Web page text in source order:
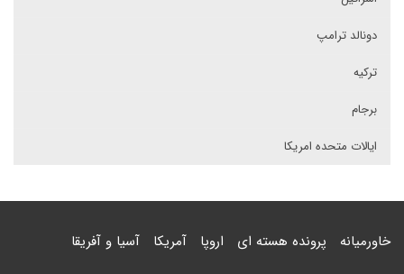
دونالد ترامپ
ترکیه
برجام
ایالات متحده امریکا
خاورمیانه پرونده هسته ای اروپا آمریکا آسیا و آفریقا